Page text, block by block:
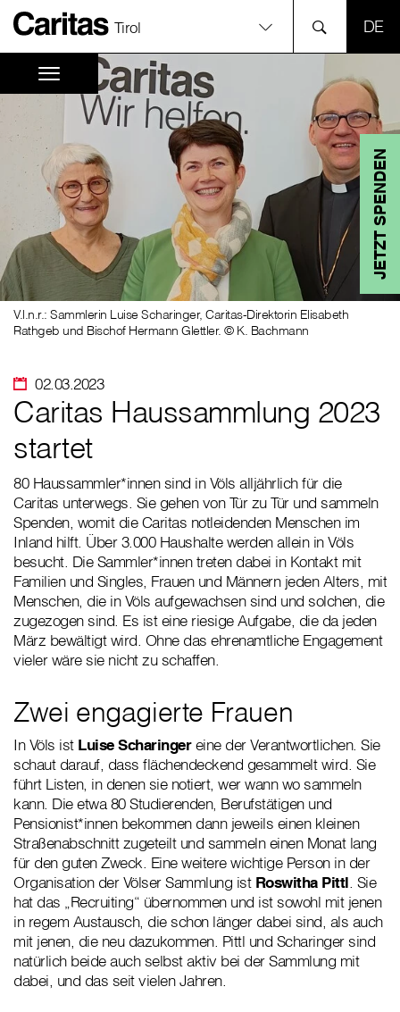
Tirol
JETZT SPENDEN
02.03.2023
V.l.n.r.: Sammlerin Luise Scharinger, Caritas-Direktorin Elisabeth
Rathgeb und Bischof Hermann Glettler. © K. Bachmann
Caritas Haussammlung 2023
startet
80 Haussammler*innen sind in Völs alljährlich für die
Caritas unterwegs. Sie gehen von Tür zu Tür und sammeln
Spenden, womit die Caritas notleidenden Menschen im
Inland hilft. Über 3.000 Haushalte werden allein in Völs
besucht. Die Sammler*innen treten dabei in Kontakt mit
Familien und Singles, Frauen und Männern jeden Alters, mit
Menschen, die in Völs aufgewachsen sind und solchen, die
zugezogen sind. Es ist eine riesige Aufgabe, die da jeden
März bewältigt wird. Ohne das ehrenamtliche Engagement
vieler wäre sie nicht zu schaffen.
Zwei engagierte Frauen
In Völs ist Luise Scharingereine der Verantwortlichen. Sie
schaut darauf, dass flächendeckend gesammelt wird. Sie
führt Listen, in denen sie notiert, wer wann wo sammeln
kann. Die etwa 80 Studierenden, Berufstätigen und
Pensionist*innen bekommen dann jeweils einen kleinen
Straßenabschnitt zugeteilt und sammeln einen Monat lang
für den guten Zweck. Eine weitere wichtige Person in der
Organisation der Völser Sammlung ist Roswitha Pittl. Sie
hat das „Recruiting“ übernommen und ist sowohl mit jenen
in regem Austausch, die schon länger dabei sind, als auch
mit jenen, die neu dazukommen. Pittl und Scharinger sind
natürlich beide auch selbst aktiv bei der Sammlung mit
dabei, und das seit vielen Jahren.